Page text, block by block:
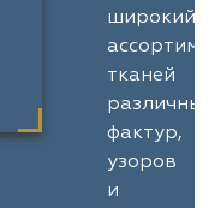
широкий
тканей
различных
фактур,
узоров
и